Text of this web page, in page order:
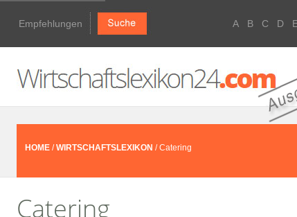
Empfehlungen A B C D
HOME /WIRTSCHAFTSLEXIKON / Catering
Catering